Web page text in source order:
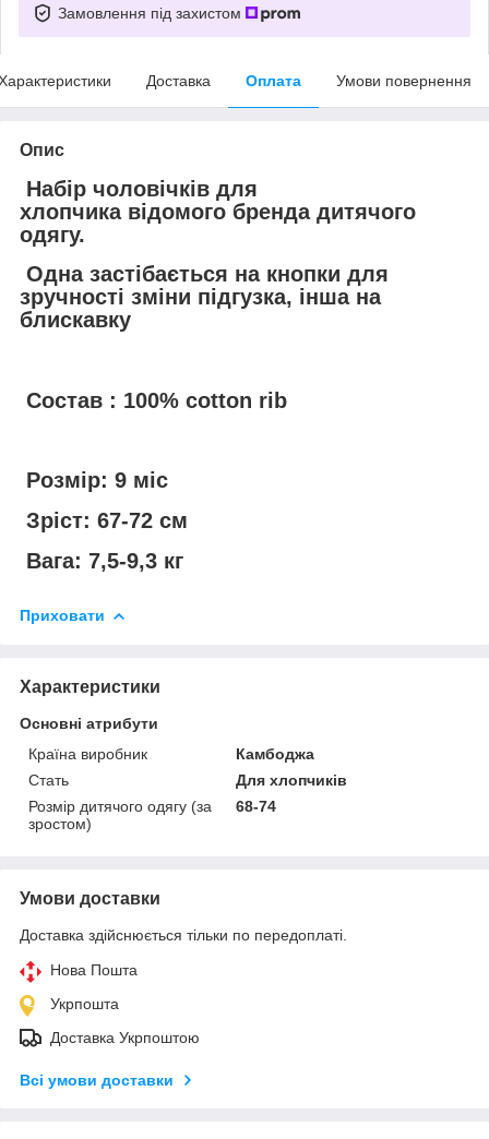
Замовлення під захистом
Доставка Оплата Умови повернення
Опис
Набір чоловічків для
хлопчика відомого бренда дитячого
одягу.
Одна застібається на кнопки для
зручності зміни підгузка, інша на
блискавку
Состав : 100% cotton rib
Розмір: 9 міс
Зріст: 67-72 см
Вага: 7,5-9,3 кг
Приховати
Характеристики
Основні атрибути
Країна виробник
Камбоджа
Стать
Для хлопчиків
Розмір дитячого одягу (за
зростом)
68-74
Умови доставки
Доставка здійснюється тільки по передоплаті.
Нова Пошта
Укрпошта
Доставка Укрпоштою
Всі умови доставки